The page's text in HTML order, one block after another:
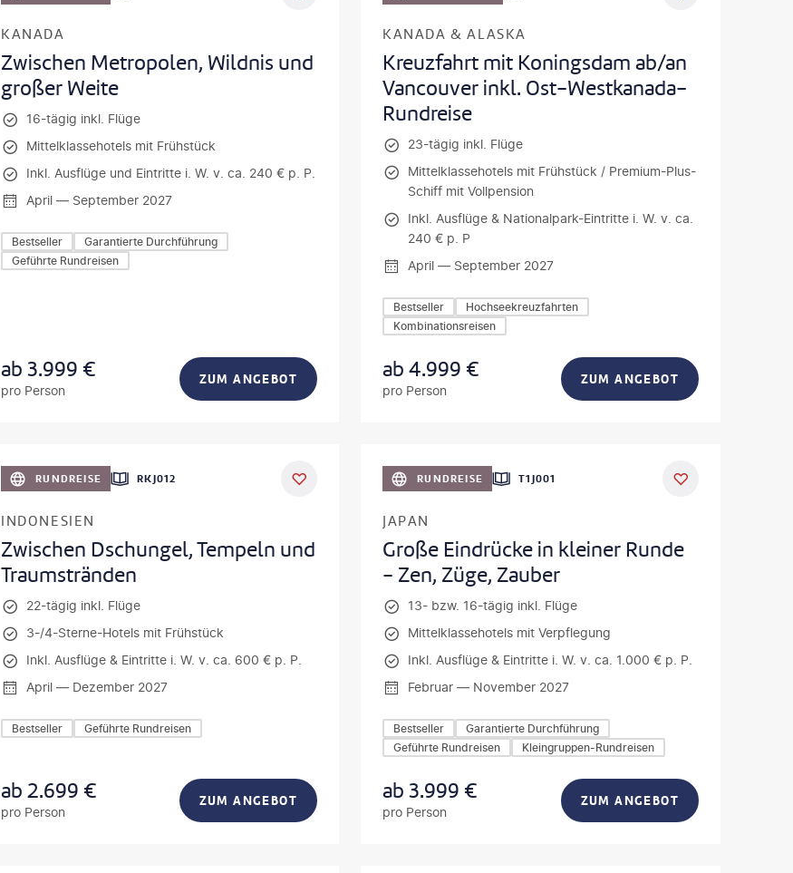
KANADA
Zwischen Metropolen, Wildnis und
großer Weite
16-tägig inkl. Flüge
Mittelklassehotels mit Frühstück
Inkl. Ausflüge und Eintritte i. W. v. ca. 240 € p. P.
April — September 2027
Bestseller
Garantierte Durchführung
Geführte Rundreisen
ab3.999 €
pro Person
ZUM ANGEBOT
KANADA & ALASKA
Kreuzfahrt mit Koningsdam ab/an
Vancouver inkl. Ost-Westkanada-
Rundreise
23-tägig inkl. Flüge
Mittelklassehotels mit Frühstück / Premium-Plus-
Schiff mit Vollpension
Inkl. Ausflüge & Nationalpark-Eintritte i. W. v. ca.
240 € p. P
April — September 2027
Bestseller
Hochseekreuzfahrten
Kombinationsreisen
ab4.999 €
pro Person
ZUM ANGEBOT
RUNDREISE RKJ012
INDONESIEN
Zwischen Dschungel, Tempeln und
Traumstränden
22-tägig inkl. Flüge
3-/4-Sterne-Hotels mit Frühstück
Inkl. Ausflüge & Eintritte i. W. v. ca. 600 € p. P.
April — Dezember 2027
Bestseller Geführte Rundreisen
ab2.699 €
pro Person
ZUM ANGEBOT
RUNDREISE T1J001
JAPAN
Große Eindrücke in kleiner Runde
- Zen, Züge, Zauber
13- bzw. 16-tägig inkl. Flüge
Mittelklassehotels mit Verpflegung
Inkl. Ausflüge & Eintritte i. W. v. ca. 1.000 € p. P.
Februar — November 2027
Bestseller
Garantierte Durchführung
Geführte Rundreisen
Kleingruppen-Rundreisen
ab3.999 €
pro Person
ZUM ANGEBOT